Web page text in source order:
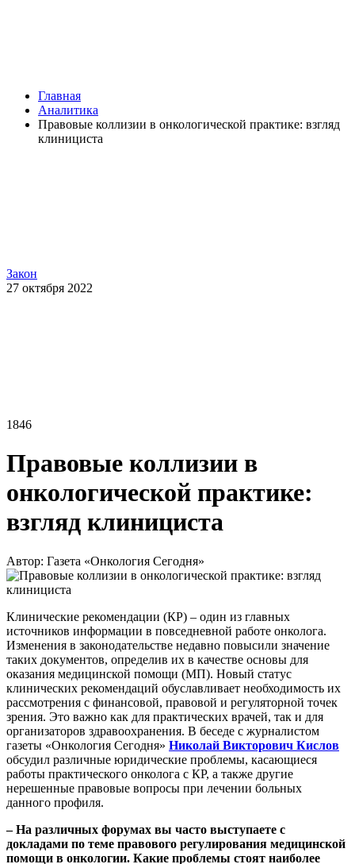
Главная
Аналитика
Правовые коллизии в онкологической практике: взгляд
клинициста
Закон
27 октября 2022
1846
Правовые коллизии в
онкологической практике:
взгляд клинициста
Автор: Газета «Онкология Сегодня»
Клинические рекомендации (КР) – один из главных
источников информации в повседневной работе онколога.
Изменения в законодательстве недавно повысили значение
таких документов, определив их в качестве основы для
оказания медицинской помощи (МП). Новый статус
клинических рекомендаций обуславливает необходимость их
рассмотрения с финансовой, правовой и регуляторной точек
зрения. Это важно как для практических врачей, так и для
организаторов здравоохранения. В беседе с журналистом
газеты «Онкология Сегодня» Николай Викторович Кислов
обсудил различные юридические проблемы, касающиеся
работы практического онколога с КР, а также другие
нерешенные правовые вопросы при лечении больных
данного профиля.
– На различных форумах вы часто выступаете с
докладами по теме правового регулирования медицинской
помощи в онкологии. Какие проблемы стоят наиболее